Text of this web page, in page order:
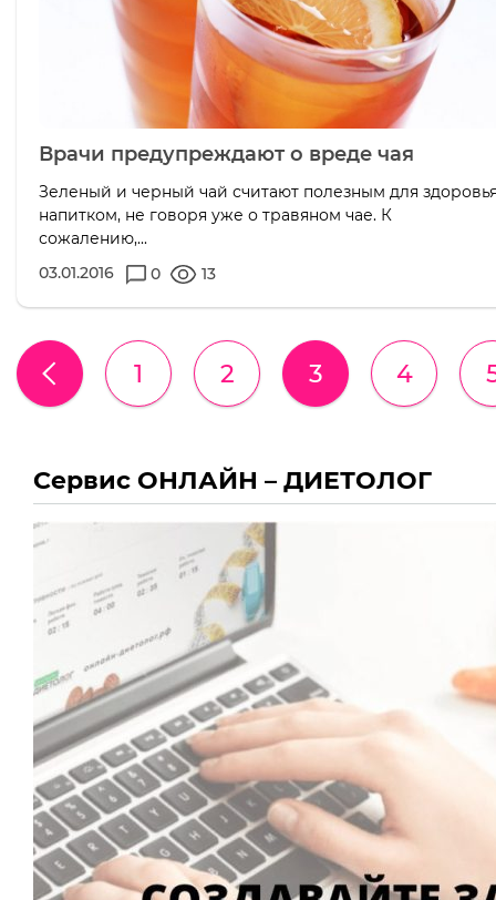
Врачи предупреждают о вреде чая
Зеленый и черный чай считают полезным для
напитком, не говоря уже о травяном чае. К
сожалению,...
03.01.2016
0 13
1 2 3 4
Сервис ОНЛАЙН – ДИЕТОЛОГ